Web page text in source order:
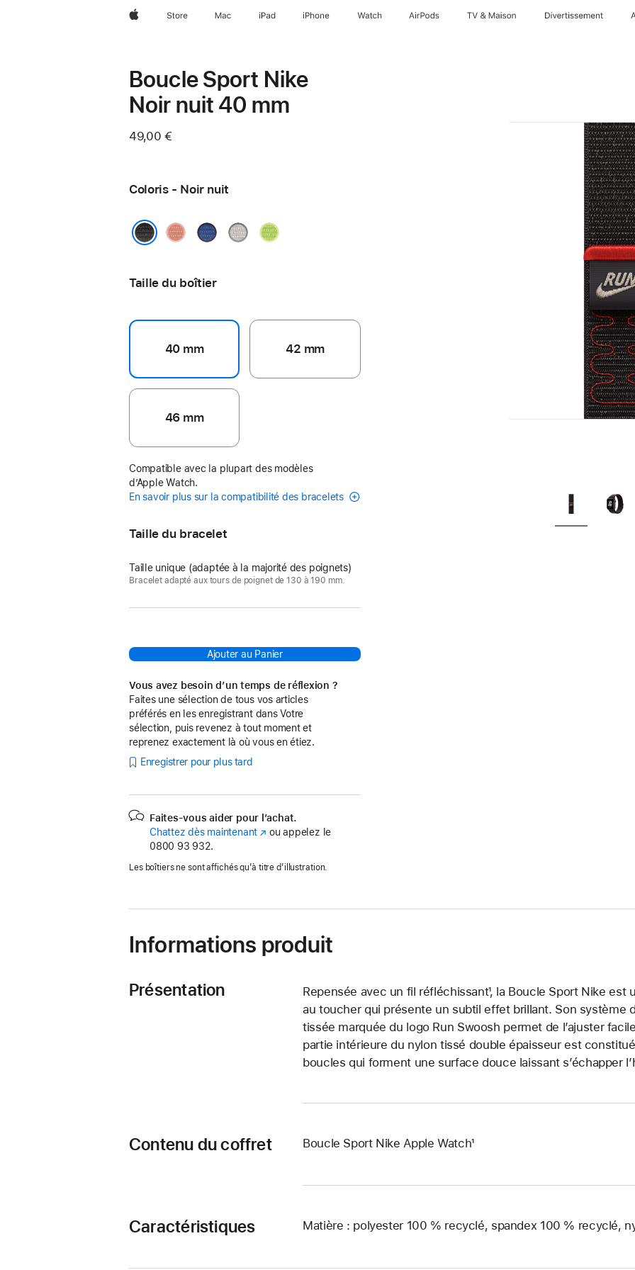
AppleStore Mac iPad iPhone Watch AirPods TV & Maison Divertissements
Boucle Sport Nike
Noir nuit 40 mm
49,00 €
Coloris - Noir nuit
Rose
Blue
Gris
Volt
Taille du boîtier
40 mm 42 mm
46 mm
Compatible avec la plupart des modèles
d’Apple Watch.
En savoir plus sur la compatibilité des bracelets
Taille du bracelet
Taille unique (adaptée à la majorité des poignets)
Bracelet adapté aux tours de poignet de 130 à 190 mm.
Ajouter au Panier
Vous avez besoin d’un temps de réflexion ?
Faites une sélection de tous vos articles
préférés en les enregistrant dans Votre
sélection, puis revenez à tout moment et
reprenez exactement là où vous en étiez.
Enregistrer pour plus tard
Faites-vous aider pour l’achat.
Chattez dès maintenant (s’ouvre
nouvelle
ou appelez le
0800 93 932.
Les boîtiers ne sont affichés qu’à titre d’illustration.
Informations produit
Présentation
Repensée avec un fil réfléchissant¹, la Boucle Sport Nike
au toucher qui présente un subtil effet brillant. Son système
tissée marquée du logo Run Swoosh permet de l’ajuster
partie intérieure du nylon tissé double épaisseur est
boucles qui forment une surface douce laissant s’échapper
Contenu du coffret Boucle Sport Nike Apple Watch¹
Caractéristiques Matière : polyester 100 % recyclé, spandex 100 % recyclé,